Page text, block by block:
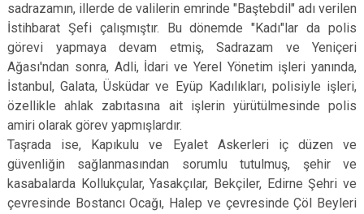
sadrazamın, illerde de valilerin emrinde "Baştebdil" adı verilen
İstihbarat Şefi çalışmıştır. Bu dönemde "Kadı"lar da polis
görevi yapmaya devam etmiş, Sadrazam ve Yeniçeri
Ağası'ndan sonra, Adli, İdari ve Yerel Yönetim işleri yanında,
İstanbul, Galata, Üsküdar ve Eyüp Kadılıkları, polisiyle işleri,
özellikle ahlak zabıtasına ait işlerin yürütülmesinde polis
amiri olarak görev yapmışlardır.
Taşrada ise, Kapıkulu ve Eyalet Askerleri iç düzen ve
güvenliğin sağlanmasından sorumlu tutulmuş, şehir ve
kasabalarda Kollukçular, Yasakçılar, Bekçiler, Edirne Şehri ve
çevresinde Bostancı Ocağı, Halep ve çevresinde Çöl Beyleri